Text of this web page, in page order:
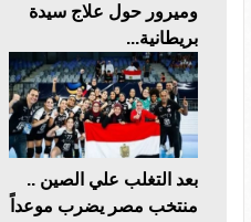
وميرور حول علاج سيدة
بريطانية...
بعد التغلب علي الصين ..
منتخب مصر يضرب موعداً